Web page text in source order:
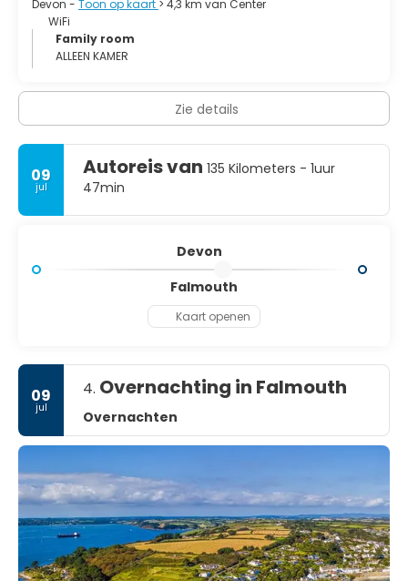
Devon - Toon op kaart > 4,3 km van Center
WiFi
Family room
ALLEEN KAMER
Zie details
09
jul
Autoreis van 135 Kilometers - 1uur
47min
Devon
Falmouth
Kaart openen
09
jul
4. Overnachting in Falmouth
Overnachten